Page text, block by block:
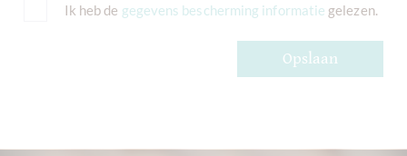
Ik heb de gegevens bescherming informatie gelezen.
Opslaan